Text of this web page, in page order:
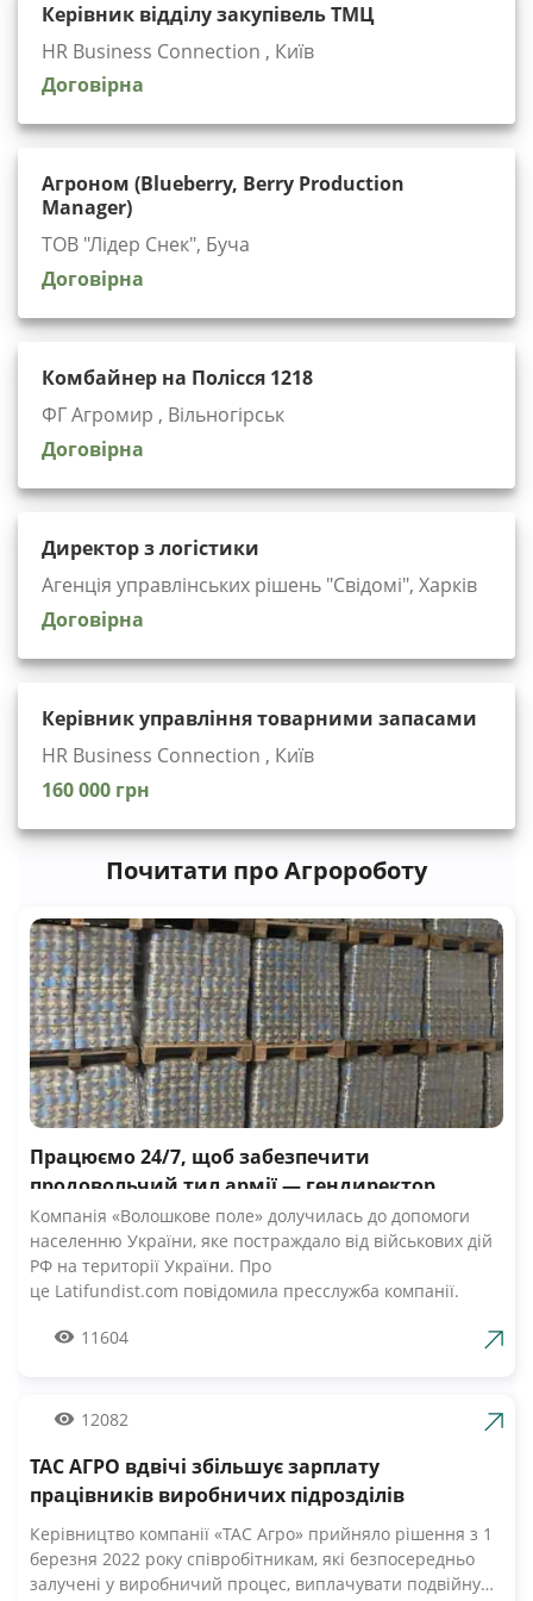
Керівник відділу закупівель ТМЦ
HR Business Connection , Київ
Договірна
Агроном (Blueberry, Berry Production
Manager)
ТОВ "Лідер Снек", Буча
Договірна
Комбайнер на Полісся 1218
ФГ Агромир , Вільногірськ
Договірна
Директор з логістики
Агенція управлінських рішень "Cвідомі", Харків
Договірна
Керівник управління товарними запасами
HR Business Connection , Київ
160 000 грн
Почитати про Агророботу
Працюємо 24/7, щоб забезпечити
продовольчий тил армії — гендиректор
компанії Волошкове поле
Компанія «Волошкове поле» долучилась до допомоги
населенню України, яке постраждало від військових дій
РФ на території України. Про
це Latifundist.com повідомила пресслужба компанії.
Вже шосту добу наші Збройні Сили героїчно стримують
армії», — зазначив Андрій Табалов, генеральний
Компанія «Волошкове поле» вже відправила понад 10 т
молока для забезпечення біженців та тероборони в
можливість безкоштовно отримати пастеризоване
молоко з бочки за адресами, вказаними на офіційній
сторінці компанії у Facebook. «Первомайський МКК»
11604
12082
ТАС АГРО вдвічі збільшує зарплату
працівників виробничих підрозділів
Керівництво компанії «ТАС Агро» прийняло рішення з 1
березня 2022 року співробітникам, які безпосередньо
залучені у виробничий процес, виплачувати подвійну